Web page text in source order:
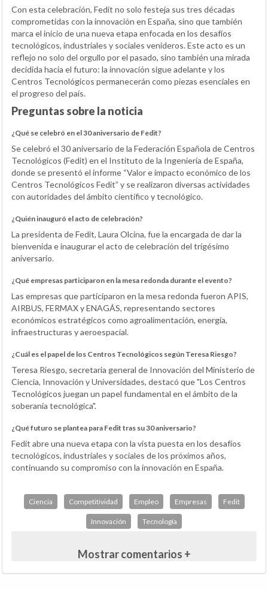
Con esta celebración, Fedit no solo festeja sus tres décadas
comprometidas con la innovación en España, sino que también
marca el inicio de una nueva etapa enfocada en los desafíos
tecnológicos, industriales y sociales venideros. Este acto es un
reflejo no solo del orgullo por el pasado, sino también una mirada
decidida hacia el futuro: la innovación sigue adelante y los
Centros Tecnológicos permanecerán como piezas esenciales en
el progreso del país.
Preguntas sobre la noticia
¿Qué se celebró en el 30 aniversario de Fedit?
Se celebró el 30 aniversario de la Federación Española de Centros
Tecnológicos (Fedit) en el Instituto de la Ingeniería de España,
donde se presentó el informe “Valor e impacto económico de los
Centros Tecnológicos Fedit” y se realizaron diversas actividades
con autoridades del ámbito científico y tecnológico.
¿Quién inauguró el acto de celebración?
La presidenta de Fedit, Laura Olcina, fue la encargada de dar la
bienvenida e inaugurar el acto de celebración del trigésimo
aniversario.
¿Qué empresas participaron en la mesa redonda durante el evento?
Las empresas que participaron en la mesa redonda fueron APIS,
AIRBUS, FERMAX y ENAGÁS, representando sectores
económicos estratégicos como agroalimentación, energía,
infraestructuras y aeroespacial.
¿Cuál es el papel de los Centros Tecnológicos según Teresa Riesgo?
Teresa Riesgo, secretaria general de Innovación del Ministerio de
Ciencia, Innovación y Universidades, destacó que "Los Centros
Tecnológicos juegan un papel fundamental en el ámbito de la
soberanía tecnológica".
¿Qué futuro se plantea para Fedit tras su 30 aniversario?
Fedit abre una nueva etapa con la vista puesta en los desafíos
tecnológicos, industriales y sociales de los próximos años,
continuando su compromiso con la innovación en España.
Ciencia Competitividad Empleo Empresas Fedit
Innovación Tecnología
Mostrar comentarios +